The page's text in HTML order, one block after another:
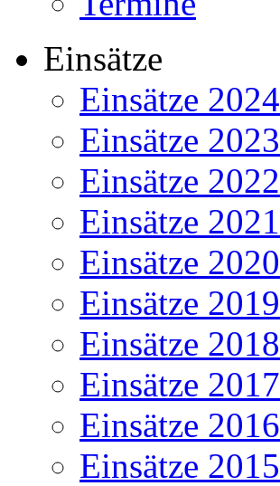
Einsätze
Einsätze 2024
Einsätze 2023
Einsätze 2022
Einsätze 2021
Einsätze 2020
Einsätze 2019
Einsätze 2018
Einsätze 2017
Einsätze 2016
Einsätze 2015